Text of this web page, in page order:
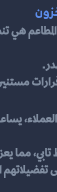
هي
مما
تفضيلاتهم